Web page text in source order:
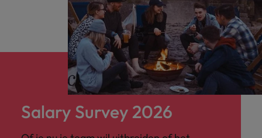
Salary Survey 2026